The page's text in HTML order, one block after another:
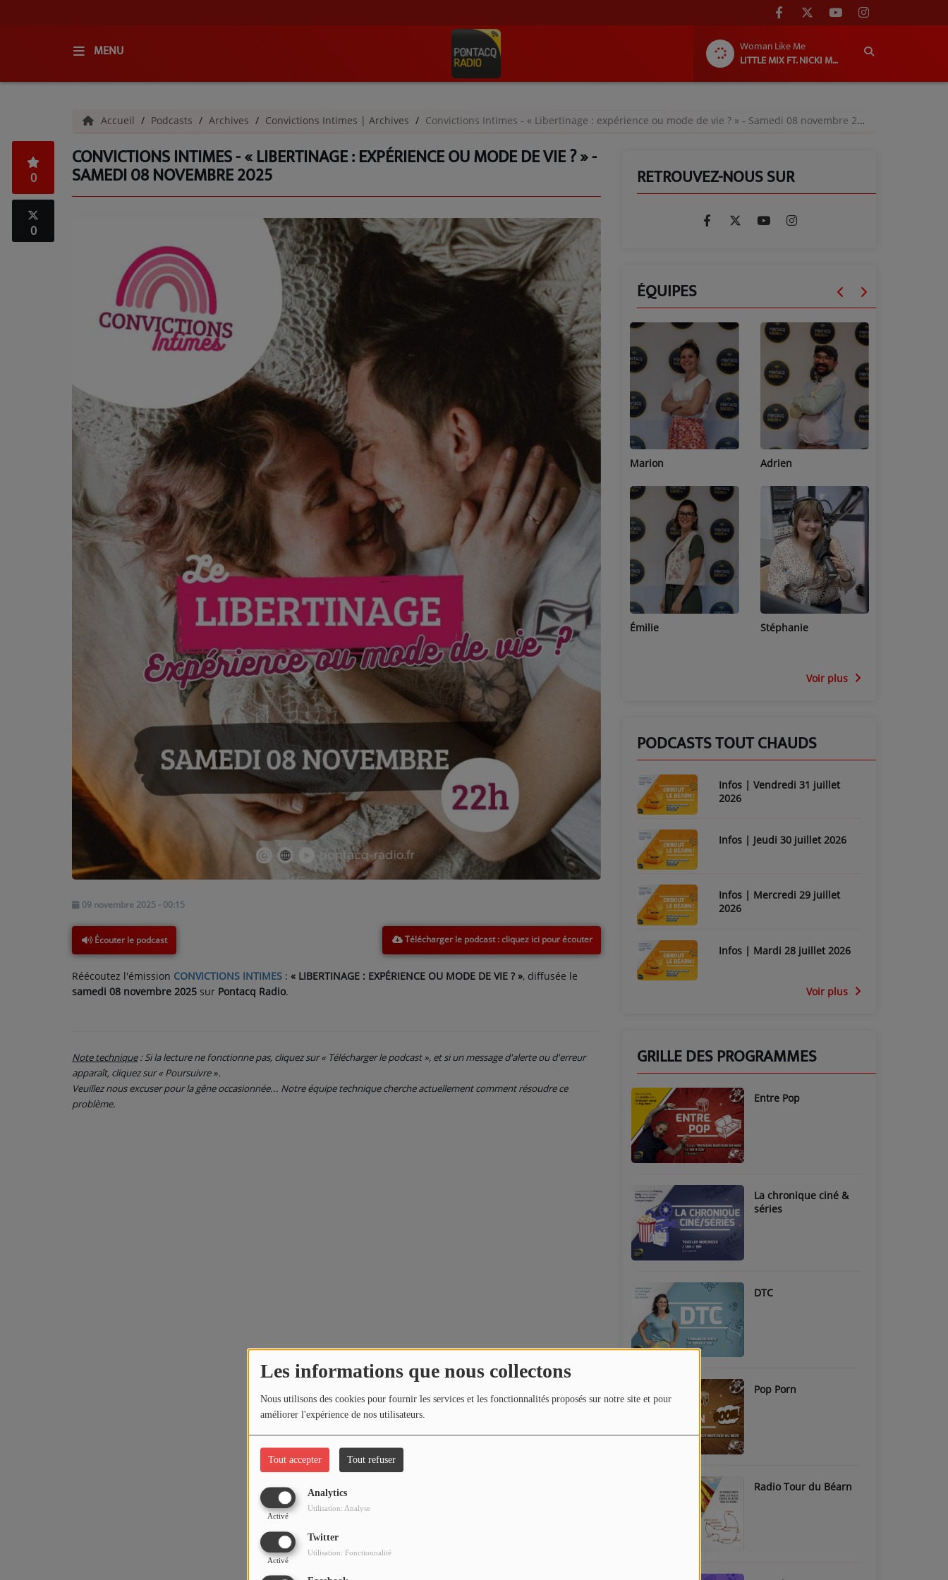
Les informations que nous collectons
Nous utilisons des cookies pour fournir les services et les fonctionnalités proposés sur notre site et pour
améliorer l'expérience de nos utilisateurs.
Tout accepter Tout refuser
Analytics
Activé
Utilisation: Analyse
Twitter
Activé
Utilisation: Fonctionnalité
MENU
Woman Like Me
LITTLE MIX FT. NICKI MINAJ
QUI SOMMES-NOUS ?
GRILLE DES PROGRAMMES
C'ÉTAIT QUOI CE TITRE ?
PODCASTS - SAISON 2026/2027
VOS ÉMISSIONS EN IMAGES
ANNONCEURS & ESPACE PRO
VOTRE PUBLICITÉ SUR PONTACQ RADIO
LOCATION DE STUDIOS
ÉDUCATION AUX MÉDIAS ET À
CRÉATIONS AUDIOVISUELLES
L'ŒIL DE L'OIE | PRÉSENTATION
PARTENAIRES
Accueil Podcasts Archives Convictions Intimes | Archives Convictions Intimes - « Libertinage : expérience ou mode de vie ? » - Samedi 08 novembre 2025
CONVICTIONS INTIMES - « LIBERTINAGE : EXPÉRIENCE OU MODE DE VIE ? » -
SAMEDI 08 NOVEMBRE 2025
0
0
09 novembre 2025 - 00:15
Écouter le podcast Télécharger le podcast
Réécoutez l'émission CONVICTIONS INTIMES : « LIBERTINAGE : EXPÉRIENCE OU MODE DE VIE ? », diffusée le
samedi 08 novembre 2025 sur Pontacq Radio.
Note technique: Si la lecture ne fonctionne pas, cliquez sur « Télécharger le podcast », et si un message d'alerte ou d'erreur
apparaît, cliquez sur « Poursuivre ».
Veuillez nous excuser pour la gêne occasionnée... Notre équipe technique cherche actuellement comment résoudre ce
problème.
RETROUVEZ-NOUS SUR
ÉQUIPES
Marion
Émilie
Adrien
Stéphanie
Lucas
Jean-Michel
Voir plus
PODCASTS TOUT CHAUDS
Infos | Vendredi 31 juillet
2026
Infos | Jeudi 30 juillet 2026
Infos | Mercredi 29 juillet
2026
Infos | Mardi 28 juillet 2026
Voir plus
GRILLE DES PROGRAMMES
Entre Pop
La chronique ciné &
séries
DTC
Pop Porn
Radio Tour du Béarn